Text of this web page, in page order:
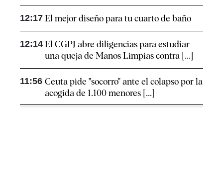
12:17 El mejor diseño para tu cuarto de baño
12:14 El CGPJ abre diligencias para estudiar
una queja de Manos Limpias contra [...]
11:56 Ceuta pide "socorro" ante el colapso por la
acogida de 1.100 menores [...]